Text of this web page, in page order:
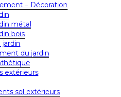
– Décoration
métal
bois
jardin
du jardin
extérieurs
sol extérieurs